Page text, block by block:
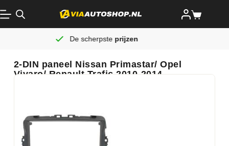
De scherpste prijzen
2-DIN paneel Nissan Primastar/ Opel
Vivaro/ Renault Trafic 2010-2014